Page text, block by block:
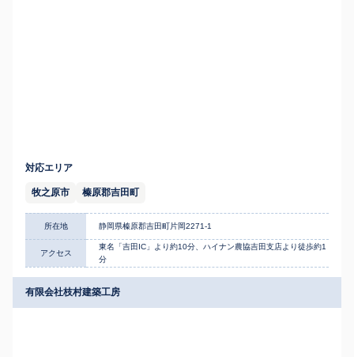
対応エリア
牧之原市 榛原郡吉田町
所在地 静岡県榛原郡吉田町片岡2271-1
アクセス
東名「吉田IC」より約10分、ハイナン農協吉田支店より徒歩約1
分
有限会社枝村建築工房